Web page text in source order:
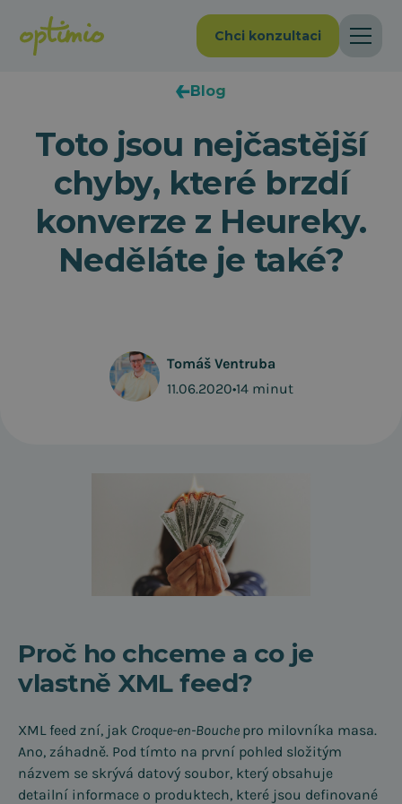
Chci konzultaci
Blog
Toto jsou nejčastější
chyby, které brzdí
konverze z Heureky.
Neděláte je také?
Tomáš Ventruba
11.06.2020•14 minut
Proč ho chceme a co je
vlastně XML feed?
XML feed zní, jak Croque-en-Bouche pro milovníka masa.
Ano, záhadně. Pod tímto na první pohled složitým
názvem se skrývá datový soubor, který obsahuje
detailní informace o produktech, které jsou definované